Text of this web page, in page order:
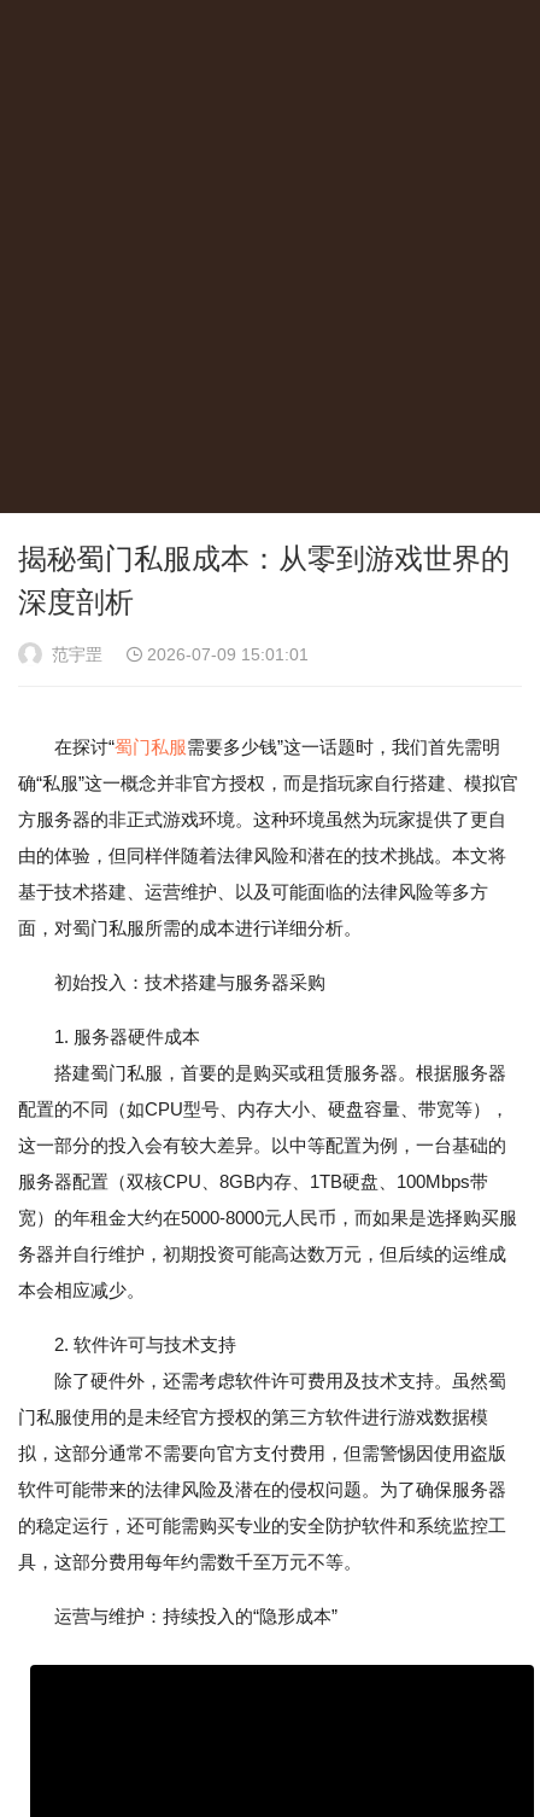
揭秘蜀门私服成本：从零到游戏世界的
深度剖析
范宇罡 2026-07-09 15:01:01
在探讨“蜀门私服需要多少钱”这一话题时，我们首先需明
确“私服”这一概念并非官方授权，而是指玩家自行搭建、模拟官
方服务器的非正式游戏环境。这种环境虽然为玩家提供了更自
由的体验，但同样伴随着法律风险和潜在的技术挑战。本文将
基于技术搭建、运营维护、以及可能面临的法律风险等多方
面，对蜀门私服所需的成本进行详细分析。
初始投入：技术搭建与服务器采购
1. 服务器硬件成本
搭建蜀门私服，首要的是购买或租赁服务器。根据服务器
配置的不同（如CPU型号、内存大小、硬盘容量、带宽等），
这一部分的投入会有较大差异。以中等配置为例，一台基础的
服务器配置（双核CPU、8GB内存、1TB硬盘、100Mbps带
宽）的年租金大约在5000-8000元人民币，而如果是选择购买服
务器并自行维护，初期投资可能高达数万元，但后续的运维成
本会相应减少。
2. 软件许可与技术支持
除了硬件外，还需考虑软件许可费用及技术支持。虽然蜀
门私服使用的是未经官方授权的第三方软件进行游戏数据模
拟，这部分通常不需要向官方支付费用，但需警惕因使用盗版
软件可能带来的法律风险及潜在的侵权问题。为了确保服务器
的稳定运行，还可能需购买专业的安全防护软件和系统监控工
具，这部分费用每年约需数千至万元不等。
运营与维护：持续投入的“隐形成本”